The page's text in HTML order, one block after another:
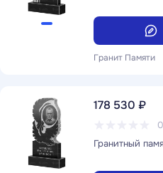
Гранит Памяти
178 530 ₽